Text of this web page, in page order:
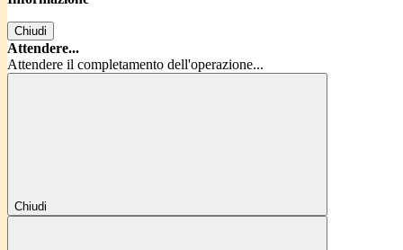
Chiudi
Attendere...
Attendere il completamento dell'operazione...
Chiudi